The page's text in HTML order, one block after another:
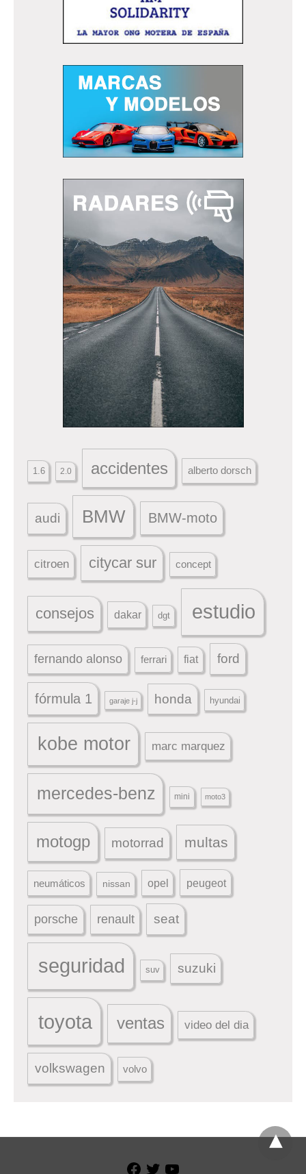
1.6 2.0 accidentes alberto dorsch
audi BMW BMW-moto
citroen citycar sur concept
consejos dakar dgt estudio
fernando alonso ferrari fiat ford
fórmula 1 garaje j-j honda hyundai
kobe motor marc marquez
mercedes-benz mini moto3
motogp motorrad multas
neumáticos nissan opel peugeot
porsche renault seat
seguridad suv suzuki
toyota ventas video del dia
volkswagen volvo
Facebook
Twitter